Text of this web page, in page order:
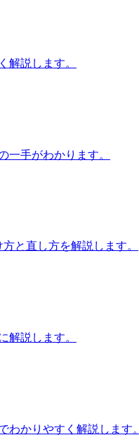
解説します。
手がわかります。
と直し方を解説します。
解説します。
かりやすく解説します。